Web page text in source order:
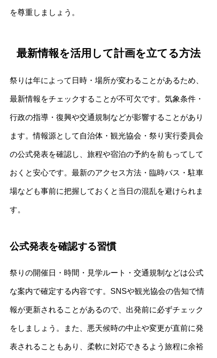
を尊重しましょう。
最新情報を活用して計画を立てる方法
祭りは年によって日時・場所が変わることがあるため、
最新情報をチェックすることが不可欠です。気象条件・
行政の指導・復興や交通規制などが影響することがあり
ます。情報源として自治体・観光協会・祭り実行委員会
の公式発表を確認し、旅程や宿泊の予約を前もってして
おくと安心です。最新のアクセス方法・臨時バス・駐車
場なども事前に把握しておくと当日の混乱を避けられま
す。
公式発表を確認する習慣
祭りの開催日・時間・見学ルート・交通規制などは公式
な案内で確定する内容です。SNSや観光協会の告知で情
報が更新されることがあるので、出発前に必ずチェック
をしましょう。また、悪天候時の中止や変更が直前に発
表されることもあり、柔軟に対応できるよう旅程に余裕